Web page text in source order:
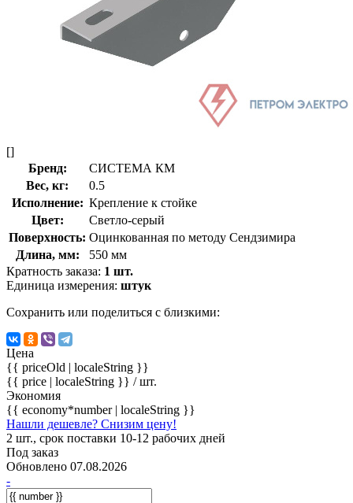
[]
Бренд:
СИСТЕМА КМ
Вес, кг:
0.5
Исполнение: Крепление к стойке
Цвет:
Светло-серый
Поверхность: Оцинкованная по методу Сендзимира
Длина, мм:
550 мм
Кратность заказа: 1 шт.
Единица измерения: штук
Сохранить или поделиться с близкими:
Цена
{{ priceOld | localeString }}
{{ price | localeString }} / шт.
Экономия
{{ economy*number | localeString }}
Нашли дешевле? Снизим цену!
2 шт., срок поставки 10-12 рабочих дней
Под заказ
Обновлено 07.08.2026
-